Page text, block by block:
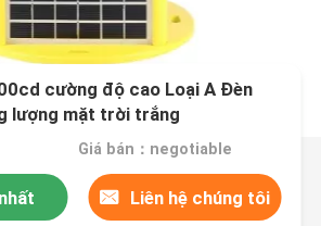
cường độ cao Loại A Đèn
lượng mặt trời trắng
Giá bán：negotiable
Liên hệ chúng tôi